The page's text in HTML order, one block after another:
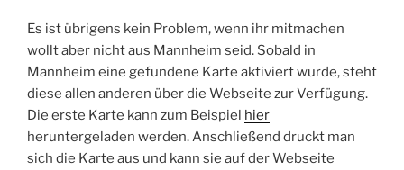
Es ist übrigens kein Problem, wenn ihr mitmachen
wollt aber nicht aus Mannheim seid. Sobald in
Mannheim eine gefundene Karte aktiviert wurde, steht
diese allen anderen über die Webseite zur Verfügung.
Die erste Karte kann zum Beispiel hier
heruntergeladen werden. Anschließend druckt man
sich die Karte aus und kann sie auf der Webseite